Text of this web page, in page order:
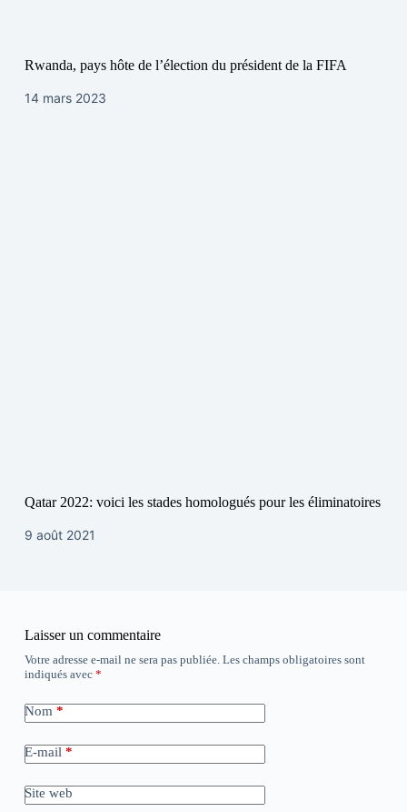
Rwanda, pays hôte de l’élection du président de la FIFA
14 mars 2023
Qatar 2022: voici les stades homologués pour les éliminatoires
9 août 2021
Laisser un commentaire
Votre adresse e-mail ne sera pas publiée. Les champs obligatoires sont
indiqués avec *
Nom *
E-mail *
Site web